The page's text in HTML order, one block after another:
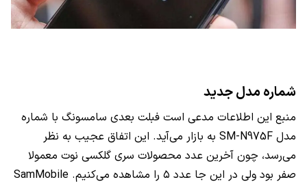
شماره مدل جدید
منبع این اطلاعات مدعی است فبلت بعدی سامسونگ با شماره
مدل SM-N975F به بازار می‌آید. این اتفاق عجیب به نظر
می‌رسد، چون آخرین عدد محصولات سری گلکسی نوت معمولا
صفر بود ولی در این جا عدد ۵ را مشاهده می‌کنیم. SamMobile